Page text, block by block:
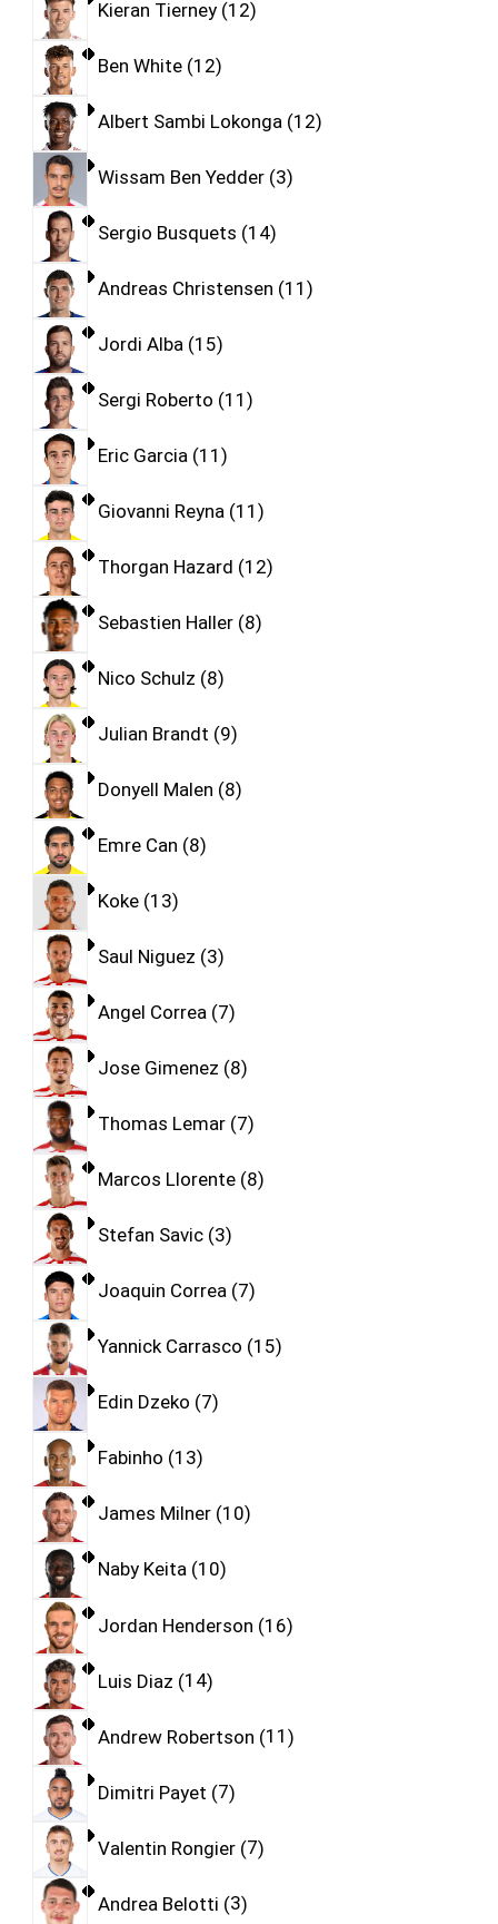
Kieran Tierney 12
Ben White 12
Albert Sambi Lokonga 12
Wissam Ben Yedder 3
Sergio Busquets 14
Andreas Christensen 11
Jordi Alba 15
Sergi Roberto 11
Eric Garcia 11
Giovanni Reyna 11
Thorgan Hazard 12
Sebastien Haller 8
Nico Schulz 8
Julian Brandt 9
Donyell Malen 8
Emre Can 8
Koke 13
Saul Niguez 3
Angel Correa 7
Jose Gimenez 8
Thomas Lemar 7
Marcos Llorente 8
Stefan Savic 3
Joaquin Correa 7
Yannick Carrasco 15
Edin Dzeko 7
Fabinho 13
James Milner 10
Naby Keita 10
Jordan Henderson 16
Luis Diaz 14
Andrew Robertson 11
Dimitri Payet 7
Valentin Rongier 7
Andrea Belotti 3